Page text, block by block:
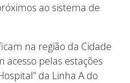
ao sistema de
na região da Cidade
acesso pelas estações
da Linha A do